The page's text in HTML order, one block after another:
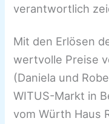
verantwortlich
Mit den Erlösen
wertvolle Preise
(Daniela und
WITUS-Markt in
vom Würth Haus